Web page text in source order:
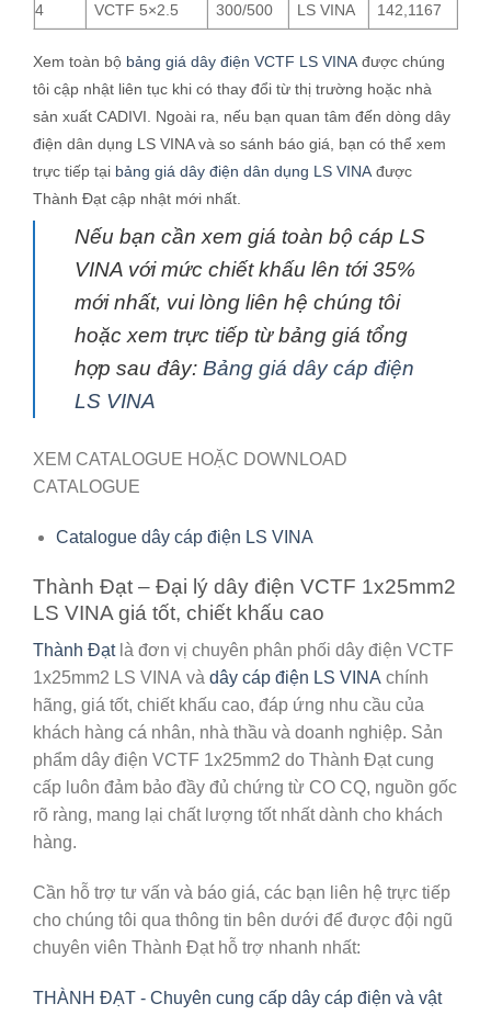
4 VCTF 5×2.5 300/500 LS VINA 142,1167
Xem toàn bộ bảng giá dây điện VCTF LS VINAđược chúng
tôi cập nhật liên tục khi có thay đổi từ thị trường hoặc nhà
sản xuất CADIVI. Ngoài ra, nếu bạn quan tâm đến dòng dây
điện dân dụng LS VINA và so sánh báo giá, bạn có thể xem
trực tiếp tại bảng giá dây điện dân dụng LS VINAđược
Thành Đạt cập nhật mới nhất.
Nếu bạn cần xem giá toàn bộ cáp LS
VINA với mức chiết khấu lên tới 35%
mới nhất, vui lòng liên hệ chúng tôi
hoặc xem trực tiếp từ bảng giá tổng
hợp sau đây: Bảng giá dây cáp điện
LS VINA
XEM CATALOGUE HOẶC DOWNLOAD
CATALOGUE
Catalogue dây cáp điện LS VINA
Thành Đạt – Đại lý dây điện VCTF 1x25mm2
LS VINA giá tốt, chiết khấu cao
Thành Đạtlà đơn vị chuyên phân phối dây điện VCTF
1x25mm2 LS VINA và dây cáp điện LS VINA chính
hãng, giá tốt, chiết khấu cao, đáp ứng nhu cầu của
khách hàng cá nhân, nhà thầu và doanh nghiệp. Sản
phẩm dây điện VCTF 1x25mm2 do Thành Đạt cung
cấp luôn đảm bảo đầy đủ chứng từ CO CQ, nguồn gốc
rõ ràng, mang lại chất lượng tốt nhất dành cho khách
hàng.
Cần hỗ trợ tư vấn và báo giá, các bạn liên hệ trực tiếp
cho chúng tôi qua thông tin bên dưới để được đội ngũ
chuyên viên Thành Đạt hỗ trợ nhanh nhất:
THÀNH ĐẠT - Chuyên cung cấp dây cáp điện và vật